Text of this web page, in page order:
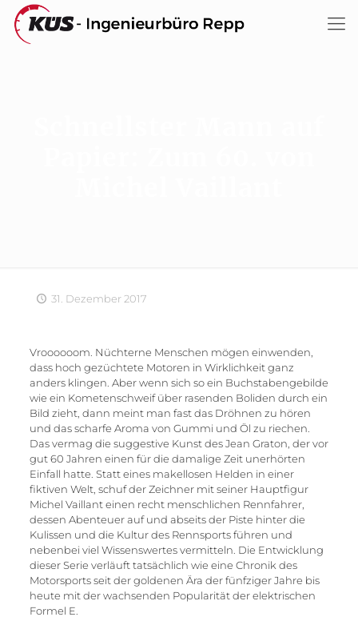
31. Dezember 2017
Vroooooom. Nüchterne Menschen mögen einwenden,
dass hoch gezüchtete Motoren in Wirklichkeit ganz
anders klingen. Aber wenn sich so ein Buchstabengebilde
wie ein Kometenschweif über rasenden Boliden durch ein
Bild zieht, dann meint man fast das Dröhnen zu hören
und das scharfe Aroma von Gummi und Öl zu riechen.
Das vermag die suggestive Kunst des Jean Graton, der vor
gut 60 Jahren einen für die damalige Zeit unerhörten
Einfall hatte. Statt eines makellosen Helden in einer
fiktiven Welt, schuf der Zeichner mit seiner Hauptfigur
Michel Vaillant einen recht menschlichen Rennfahrer,
dessen Abenteuer auf und abseits der Piste hinter die
Kulissen und die Kultur des Rennsports führen und
nebenbei viel Wissenswertes vermitteln. Die Entwicklung
dieser Serie verläuft tatsächlich wie eine Chronik des
Motorsports seit der goldenen Ära der fünfziger Jahre bis
heute mit der wachsenden Popularität der elektrischen
Formel E.